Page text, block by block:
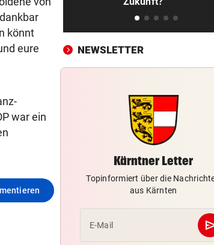
könnt
eure
war ein
„LOHNT SICH NICHT“
So viel entgeht Staat durch
VON IT BIS DOKU-FILM
Hackeln statt faulenzen: So
läuft‘s bei Ferialjobs
„KRONE“-INTERVIEW
Bibiza: „Der Vergleich mit
ist mir egal“
HUNDERTE VORWÜRFE vor 2
So stehen Ermittlungen im
NEWSLETTER
Kärntner Letter
Topinformiert über die
aus Kärnten
E-Mail